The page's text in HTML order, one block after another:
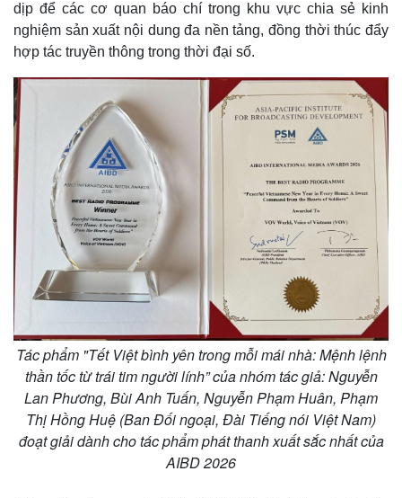
dịp để các cơ quan báo chí trong khu vực chia sẻ kinh
nghiệm sản xuất nội dung đa nền tảng, đồng thời thúc đẩy
hợp tác truyền thông trong thời đại số.
Tác phẩm "Tết Việt bình yên trong mỗi mái nhà: Mệnh lệnh
thần tốc từ trái tim người lính” của nhóm tác giả: Nguyễn
Lan Phương, Bùi Anh Tuấn, Nguyễn Phạm Huân, Phạm
Thị Hồng Huệ (Ban Đối ngoại, Đài Tiếng nói Việt Nam)
đoạt giải dành cho tác phẩm phát thanh xuất sắc nhất của
AIBD 2026